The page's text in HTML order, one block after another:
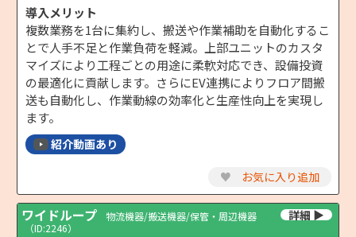
導入メリット
複数業務を1台に集約し、搬送や作業補助を自動化するこ
とで人手不足と作業負荷を軽減。上部ユニットのカスタ
マイズにより工程ごとの用途に柔軟対応でき、設備投資
の最適化に貢献します。さらにEV連携によりフロア間搬
送も自動化し、作業動線の効率化と生産性向上を実現し
ます。
紹介動画あり
♥ お気に入り追加
ワイドループ
物流機器/搬送機器/保管・周辺機器
（ID:2246）